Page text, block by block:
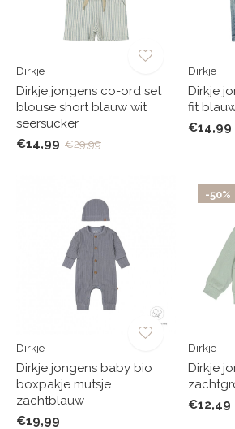
Dirkje
Dirkje jongens co-ord set
blouse short blauw wit
seersucker
€14,99 €29,99
Dirkje
Dirkje
fit
€14,99
Dirkje
Dirkje jongens baby bio
boxpakje mutsje
zachtblauw
€19,99
-50%
Dirkje
Dirkje
€12,49